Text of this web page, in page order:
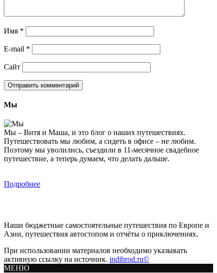
Имя *
E-mail *
Сайт
Мы
Мы – Витя и Маша, и это блог о наших путешествиях.
Путешествовать мы любим, а сидеть в офисе – не любим.
Поэтому мы уволились, съездили в 11-месячное свадебное
путешествие, а теперь думаем, что делать дальше.
Подробнее
Наши бюджетные самостоятельные путешествия по Европе и
Азии, путешествия автостопом и отчёты о приключениях.
При использовании материалов необходимо указывать
активную ссылку на источник. indibrod.ru©
МЕНЮ